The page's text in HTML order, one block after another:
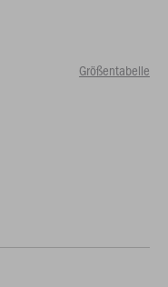
Größentabelle